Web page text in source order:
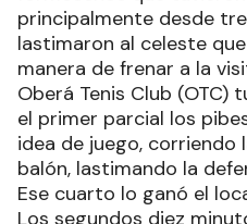
principalmente desde
lastimaron al celeste
manera de frenar a la
Oberá Tenis Club (OTC)
el primer parcial los
idea de juego, corriendo
balón, lastimando la
Ese cuarto lo ganó el
Los segundos diez